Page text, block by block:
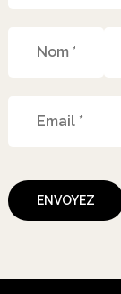
ENVOYEZ